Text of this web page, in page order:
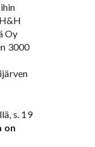
Oy
3000
s. 19
on